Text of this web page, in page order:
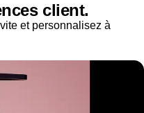
client.
et personnalisez à